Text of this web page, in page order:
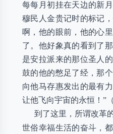
每每月初挂在天边的新
穆民人金贵记时的标记
啊，他的眼前，他的心
了。他好象真的看到了
是安拉派来的那位圣人
鼓的他的憋足了经，那
向他马存惠发出的最有
让他飞向宇宙的永恒！”
到了这里，所谓改革
世俗幸福生活的奋斗，